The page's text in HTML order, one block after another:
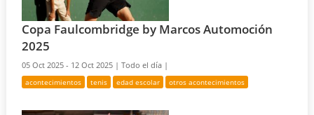
Copa Faulcombridge by Marcos Automoción
2025
05 Oct 2025 - 12 Oct 2025 |Todo el día |
acontecimientos tenis edad escolar otros acontecimientos